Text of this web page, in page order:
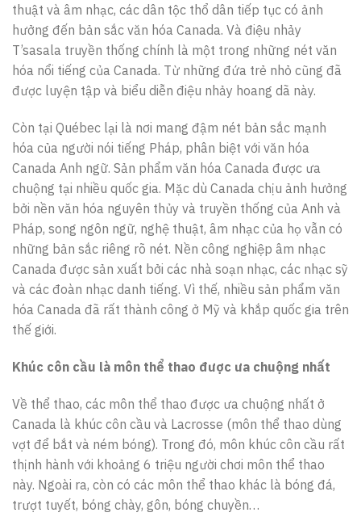
thuật và âm nhạc, các dân tộc thổ dân tiếp tục có ảnh
hưởng đến bản sắc văn hóa Canada. Và điệu nhảy
T’sasala truyền thống chính là một trong những nét văn
hóa nổi tiếng của Canada. Từ những đứa trẻ nhỏ cũng đã
được luyện tập và biểu diễn điệu nhảy hoang dã này.
Còn tại Québec lại là nơi mang đậm nét bản sắc mạnh
hóa của người nói tiếng Pháp, phân biệt với văn hóa
Canada Anh ngữ. Sản phẩm văn hóa Canada được ưa
chuộng tại nhiều quốc gia. Mặc dù Canada chịu ảnh hưởng
bởi nền văn hóa nguyên thủy và truyền thống của Anh và
Pháp, song ngôn ngữ, nghệ thuật, âm nhạc của họ vẫn có
những bản sắc riêng rõ nét. Nền công nghiệp âm nhạc
Canada được sản xuất bởi các nhà soạn nhạc, các nhạc sỹ
và các đoàn nhạc danh tiếng. Vì thế, nhiều sản phẩm văn
hóa Canada đã rất thành công ở Mỹ và khắp quốc gia trên
thế giới.
Khúc côn cầu là môn thể thao được ưa chuộng nhất
Về thể thao, các môn thể thao được ưa chuộng nhất ở
Canada là khúc côn cầu và Lacrosse (môn thể thao dùng
vợt để bắt và ném bóng). Trong đó, môn khúc côn cầu rất
thịnh hành với khoảng 6 triệu người chơi môn thể thao
này. Ngoài ra, còn có các môn thể thao khác là bóng đá,
trượt tuyết, bóng chày, gôn, bóng chuyền…